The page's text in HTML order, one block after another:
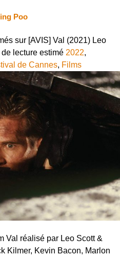
Poo
sur [AVIS] Val (2021) Leo
de lecture estimé 2022,
de Cannes, Films
Val réalisé par Leo Scott &
Kilmer, Kevin Bacon, Marlon